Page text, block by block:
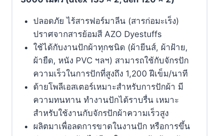
ปลอดภัย ไร้สารฟอร์มาลีน (สารก่อมะเร็ง)
ปราศจากสารย้อมสี AZO Dyestuffs
ใช้ได้กับงานปักผ้าทุกชนิด (ผ้ายีนส์, ผ้าฝ้าย,
ผ้ายืด, หนัง PVC ฯลฯ) สามารถใช้กับจักรปัก
ความเร็วในการปักที่สูงถึง 1,200 ฝีเข็ม/นาที
ด้ายโพลีเอสเตอร์เหมาะสำหรับการปักผ้า มี
ความทนทาน ทำงานปักได้ราบรื่น เหมาะ
สำหรับใช้งานกับจักรปักผ้าความเร็วสูง
ผลิตมาเพื่อลดการขาดในงานปัก หรือการขึ้น